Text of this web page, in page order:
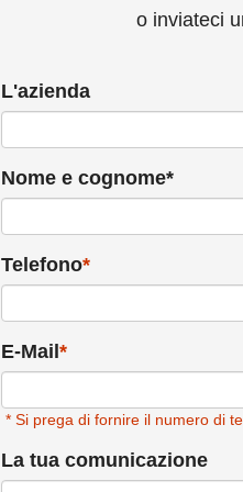
o inviateci
L'azienda
Nome e cognome*
Telefono*
E-Mail *
* Si prega di fornire il numero di
La tua comunicazione